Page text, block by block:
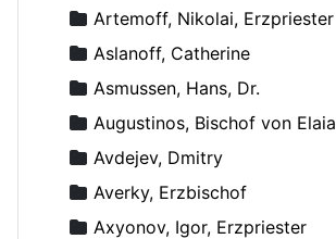
Artemoff, Nikolai, Erzpriester
Aslanoff, Catherine
Asmussen, Hans, Dr.
Augustinos, Bischof von Elaia
Avdejev, Dmitry
Averky, Erzbischof
Axyonov, Igor, Erzpriester